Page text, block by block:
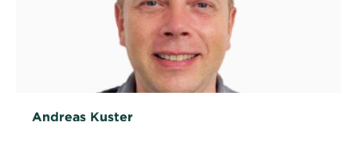
Andreas Kuster